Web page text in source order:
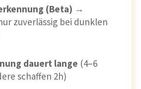
(Beta) →
zuverlässig bei dunklen
dauert lange (4–6
schaffen 2h)